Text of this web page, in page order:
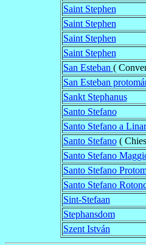
Saint Stephen
Saint Stephen
Saint Stephen
Saint Stephen
San Esteban (
San Esteban
Sankt Stephanus
Santo Stefano
Santo Stefano a
Santo Stefano(
Santo Stefano
Santo Stefano
Santo Stefano
Sint-Stefaan
Stephansdom
Szent István